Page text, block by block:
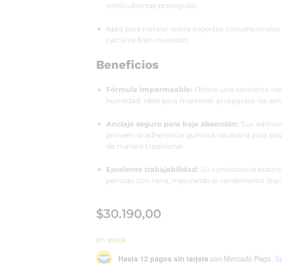
semicubiertas protegidas.
Apto para instalar sobre soportes
calcárea bien nivelados.
Beneficios
Fórmula Impermeable: Ofrece una excelente
humedad, ideal para mantener protegidos los
Anclaje seguro para baja absorción: Sus
proveen la adherencia química necesaria para
de manera tradicional.
Excelente trabajabilidad: Su consistencia
peinado con llana, mejorando el rendimiento
$30.190,00
En stock
Hasta 12 pagos sin tarjeta con Mercado Pago.